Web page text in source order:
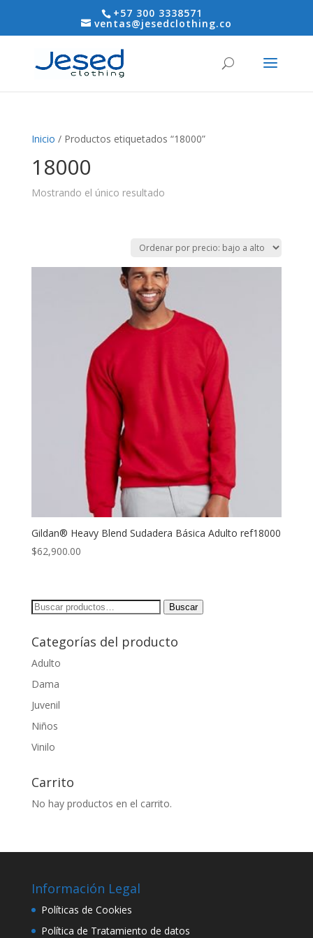
+57 300 3338571
ventas@jesedclothing.co
Inicio / Productos etiquetados “18000”
18000
Mostrando el único resultado
Gildan® Heavy Blend Sudadera Básica Adulto ref18000
$62,900.00
Buscar
Buscar
Categorías del producto
Adulto
Dama
Juvenil
Niños
Vinilo
Carrito
No hay productos en el carrito.
Información Legal
Políticas de Cookies
Política de Tratamiento de datos